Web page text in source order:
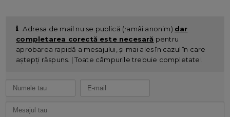
Adresa de mail nu se publică (ramâi anonim) dar
completarea corectă este necesară pentru
aprobarea rapidă a mesajului, și mai ales în cazul în care
aștepți răspuns. | Toate câmpurile trebuie completate!